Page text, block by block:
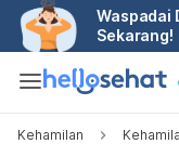
Waspadai
Sekarang!
Kehamilan